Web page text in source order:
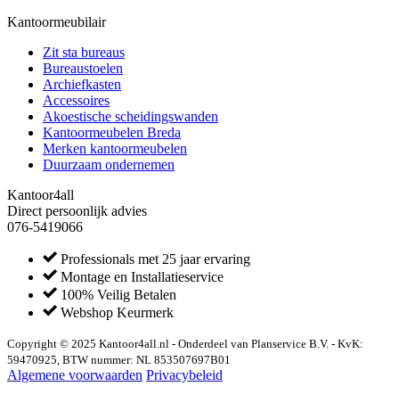
Kantoormeubilair
Zit sta bureaus
Bureaustoelen
Archiefkasten
Accessoires
Akoestische scheidingswanden
Kantoormeubelen Breda
Merken kantoormeubelen
Duurzaam ondernemen
Kantoor4all
Direct persoonlijk advies
076-5419066
Professionals met 25 jaar ervaring
Montage en Installatieservice
100% Veilig Betalen
Webshop Keurmerk
Copyright © 2025 Kantoor4all.nl - Onderdeel van Planservice B.V. - KvK:
59470925, BTW nummer: NL 853507697B01
Algemene voorwaarden Privacybeleid